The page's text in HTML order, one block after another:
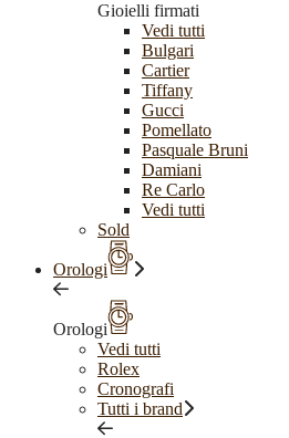
Gioielli firmati
Vedi tutti
Bulgari
Cartier
Tiffany
Gucci
Pomellato
Pasquale Bruni
Damiani
Re Carlo
Vedi tutti
Sold
Orologi
Orologi
Vedi tutti
Rolex
Cronografi
Tutti i brand